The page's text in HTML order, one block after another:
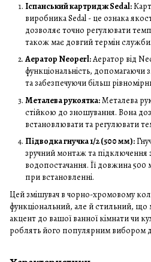
Іспанський картридж Sedal:
виробника Sedal - це ознака
дозволяє точно регулювати
також має довгий термін служби.
Аератор Neoperl:Аератор від
функціональність,
та забезпечуючи більш
Металева рукоятка:Металева
стійкою до зношування. Вона
встановлювати та регулювати
Підводка гнучка 1/2 (500 мм):
зручний монтаж та підключення
водопостачання. Її довжина 500
при встановленні.
Цей змішувач в чорно-хромовому
функціональний, але й стильний,
акцент до вашої ванної кімнати чи
роблять його популярним вибором